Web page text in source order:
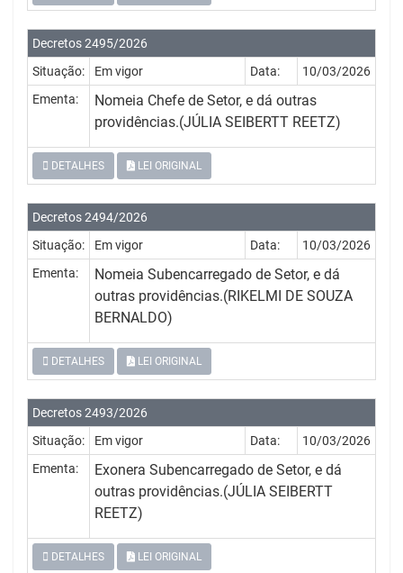
Decretos 2495/2026
Situação:
Em vigor Data:
10/03/2026
Ementa:
Nomeia Chefe de Setor, e dá outras
providências.(JÚLIA SEIBERTT REETZ)
DETALHES LEI ORIGINAL
Decretos 2494/2026
Situação:
Em vigor Data:
10/03/2026
Ementa:
Nomeia Subencarregado de Setor, e dá
outras providências.(RIKELMI DE SOUZA
BERNALDO)
DETALHES LEI ORIGINAL
Decretos 2493/2026
Situação:
Em vigor Data:
10/03/2026
Ementa:
Exonera Subencarregado de Setor, e dá
outras providências.(JÚLIA SEIBERTT
REETZ)
DETALHES LEI ORIGINAL